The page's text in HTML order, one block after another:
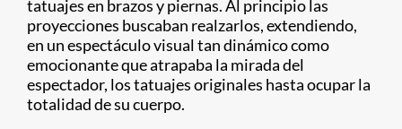
tatuajes en brazos y piernas. Al principio las
proyecciones buscaban realzarlos, extendiendo,
en un espectáculo visual tan dinámico como
emocionante que atrapaba la mirada del
espectador, los tatuajes originales hasta ocupar la
totalidad de su cuerpo.